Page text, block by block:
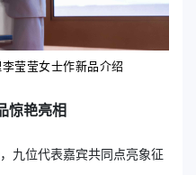
莹莹女士作新品介绍
惊艳亮相
九位代表嘉宾共同点亮象征